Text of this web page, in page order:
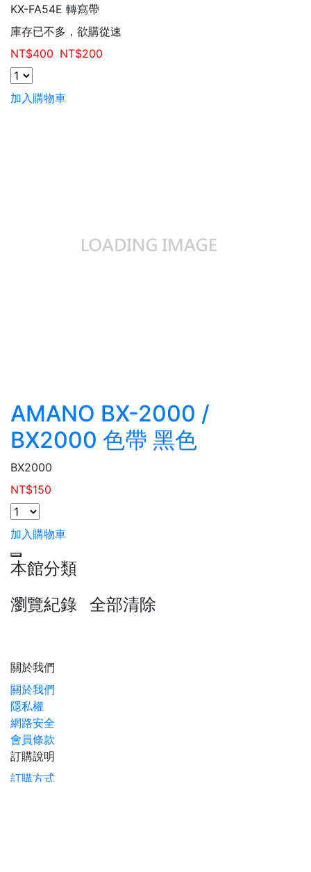
本館分類
瀏覽紀錄
全部清除
KX-FA54E 轉寫帶
庫存已不多，欲購從速
NT$400 NT$200
加入購物車
AMANO BX-2000 /
BX2000 色帶 黑色
BX2000
NT$150
加入購物車
關於我們
關於我們
隱私權
網路安全
會員條款
訂購說明
訂購方式